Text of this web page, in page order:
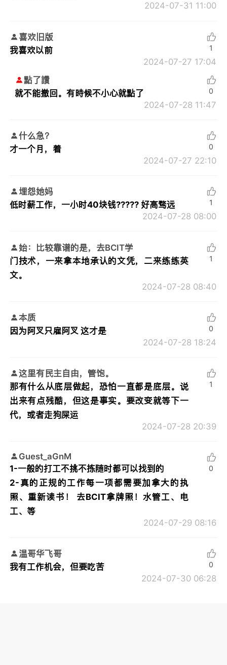
2024-07-31 11:00
喜欢旧版
我喜欢以前
2024-07-27 17:04
1
點了讚
就不能撤回。有時候不小心就點了
2024-07-28 11:47
0
什么急？
才一个月，着
2024-07-27 22:10
0
埋怨她妈
低时薪工作，一小时40块钱????? 好高骛远
2024-07-28 08:00
1
始：比较靠谱的是，去BCIT学
门技术，一来拿本地承认的文凭，二来练练英
文。
2024-07-28 08:40
1
本质
因为阿叉只雇阿叉 这才是
2024-07-28 18:24
0
这里有民主自由，管饱。
那有什么从底层做起，恐怕一直都是底层。说
出来有点残酷，但这是事实。要改变就等下一
代，或者走狗屎运
2024-07-28 20:39
1
Guest_aGnM
1-一般的打工不挑不拣随时都可以找到的
2-真的正规的工作每一项都需要加拿大的执
照、重新读书！ 去BCIT拿牌照！水管工、电
工、等
2024-07-29 08:16
0
温哥华飞哥
我有工作机会，但要吃苦
2024-07-30 06:28
0